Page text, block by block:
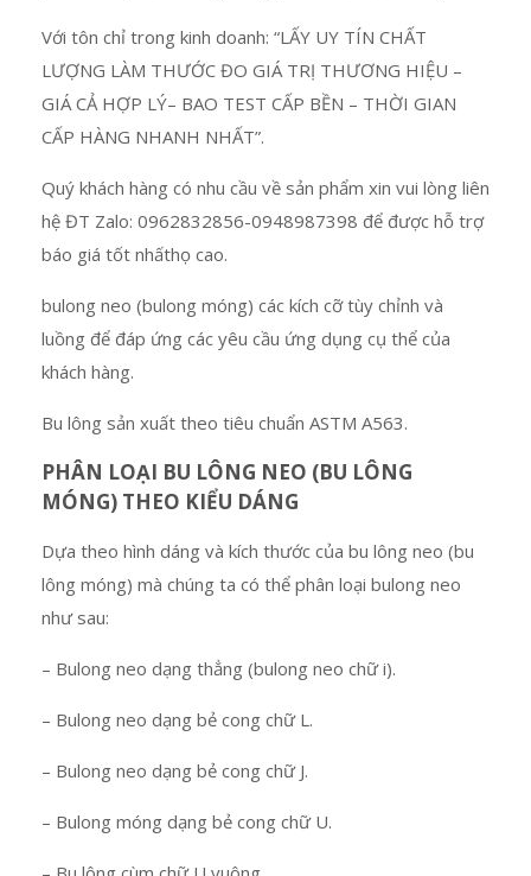
Với tôn chỉ trong kinh doanh: “LẤY UY TÍN CHẤT
LƯỢNG LÀM THƯỚC ĐO GIÁ TRỊ THƯƠNG HIỆU –
GIÁ CẢ HỢP LÝ– BAO TEST CẤP BỀN – THỜI GIAN
CẤP HÀNG NHANH NHẤT”.
Quý khách hàng có nhu cầu về sản phẩm xin vui lòng liên
hệ ĐT Zalo: 0962832856-0948987398 để được hỗ trợ
báo giá tốt nhấthọ cao.
bulong neo (bulong móng) các kích cỡ tùy chỉnh và
luồng để đáp ứng các yêu cầu ứng dụng cụ thể của
khách hàng.
Bu lông sản xuất theo tiêu chuẩn ASTM A563.
PHÂN LOẠI BU LÔNG NEO (BU LÔNG
MÓNG) THEO KIỂU DÁNG
Dựa theo hình dáng và kích thước của bu lông neo (bu
lông móng) mà chúng ta có thể phân loại bulong neo
như sau:
– Bulong neo dạng thẳng (bulong neo chữ i).
– Bulong neo dạng bẻ cong chữ L.
– Bulong neo dạng bẻ cong chữ J.
– Bulong móng dạng bẻ cong chữ U.